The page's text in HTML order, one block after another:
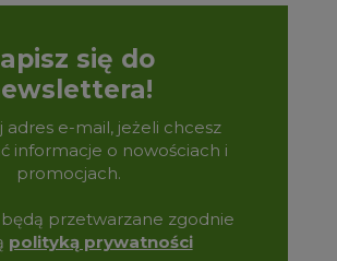
się do
adres e-mail, jeżeli chcesz
informacje o nowościach i
promocjach.
przetwarzane zgodnie
polityką prywatności